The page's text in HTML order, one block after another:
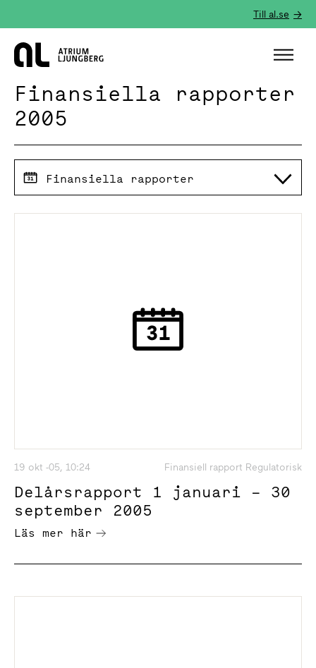
Till al.se
Hem
Finansiella rapporter
2005
Finansiella rapporter
19 okt -05, 10:24 Finansiell rapport Regulatorisk
Delårsrapport 1 januari – 30
september 2005
Läs mer här